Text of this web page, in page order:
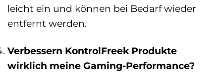
leicht ein und können bei Bedarf wieder
entfernt werden.
Verbessern KontrolFreek Produkte
wirklich meine Gaming-Performance?